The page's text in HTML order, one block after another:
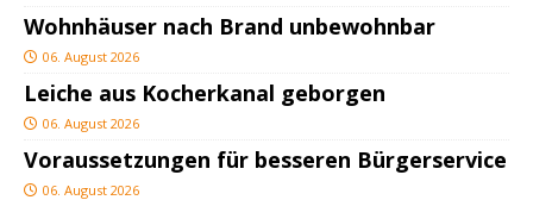
Wohnhäuser nach Brand unbewohnbar
06. August 2026
Leiche aus Kocherkanal geborgen
06. August 2026
Voraussetzungen für besseren Bürgerservice
06. August 2026